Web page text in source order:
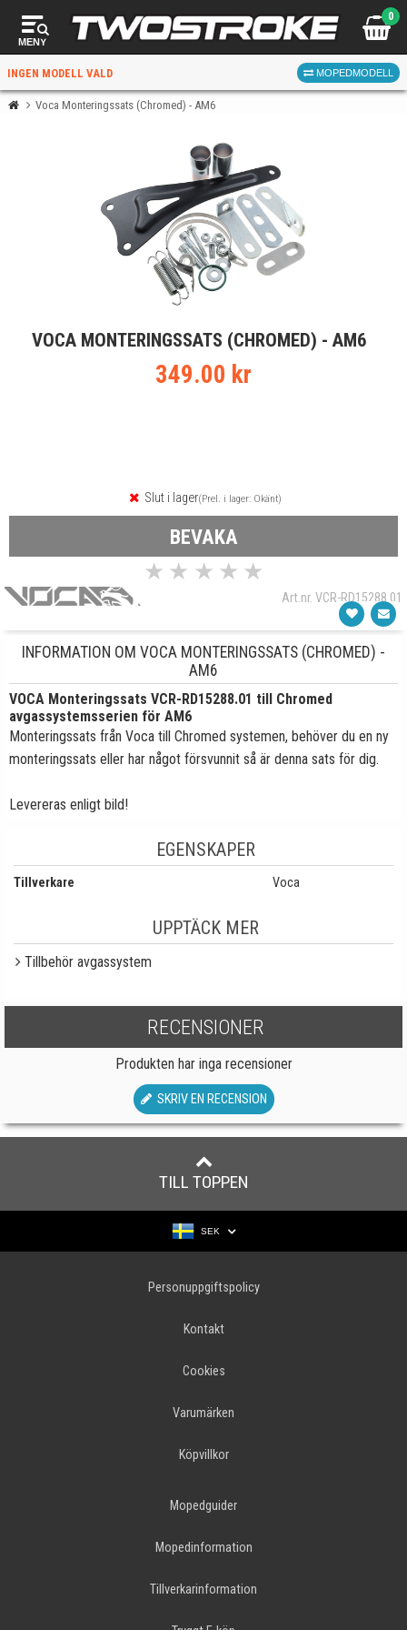
MENY
0
INGEN MODELL VALD MOPEDMODELL
FÖR RÄTT DELAR
När du valt kommer butiken visa delar för vald moped
och universella produkter.
Voca Monteringssats (Chromed) - AM6
VOCA MONTERINGSSATS (CHROMED) - AM6
349.00 kr
Slut i lager(Prel. i lager: Okänt)
BEVAKA
★ ★ ★ ★ ★
Art.nr. VCR-RD15288.01
INFORMATION OM VOCA MONTERINGSSATS (CHROMED) -
AM6
VOCA Monteringssats VCR-RD15288.01 till Chromed
avgassystemsserien för AM6
Monteringssats från Voca till Chromed systemen, behöver du en ny
monteringssats eller har något försvunnit så är denna sats för dig.
Levereras enligt bild!
EGENSKAPER
Tillverkare Voca
UPPTÄCK MER
Tillbehör avgassystem
RECENSIONER
Produkten har inga recensioner
SKRIV EN RECENSION
TILL TOPPEN
SEK
Personuppgiftspolicy
Kontakt
Cookies
Varumärken
Köpvillkor
Mopedguider
Mopedinformation
Tillverkarinformation